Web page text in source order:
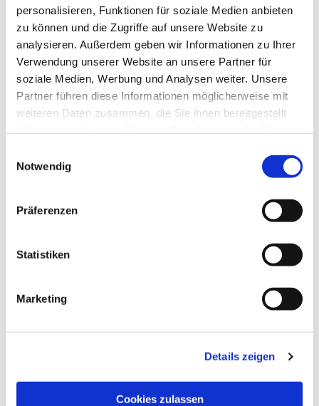
personalisieren, Funktionen für soziale Medien anbieten
zu können und die Zugriffe auf unsere Website zu
analysieren. Außerdem geben wir Informationen zu Ihrer
Verwendung unserer Website an unsere Partner für
soziale Medien, Werbung und Analysen weiter. Unsere
Partner führen diese Informationen möglicherweise mit
weiteren Daten zusammen, die Sie ihnen bereitgestellt
Notwendig
Präferenzen
Statistiken
Marketing
Details zeigen
Cookies zulassen